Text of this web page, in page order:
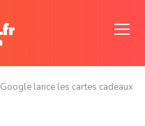
Google lance les cartes cadeaux